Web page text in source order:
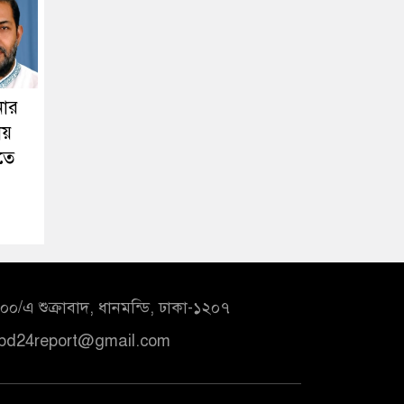
এ শুক্রাবাদ, ধানমন্ডি, ঢাকা-১২০৭